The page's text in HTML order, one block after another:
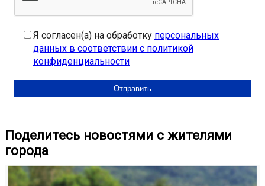
Я согласен(а) на обработку персональных
данных в соответствии с политикой
конфиденциальности
Поделитесь новостями с жителями
города